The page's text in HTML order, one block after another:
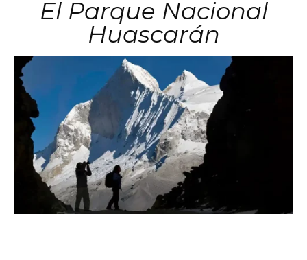
El Parque Nacional
Huascarán